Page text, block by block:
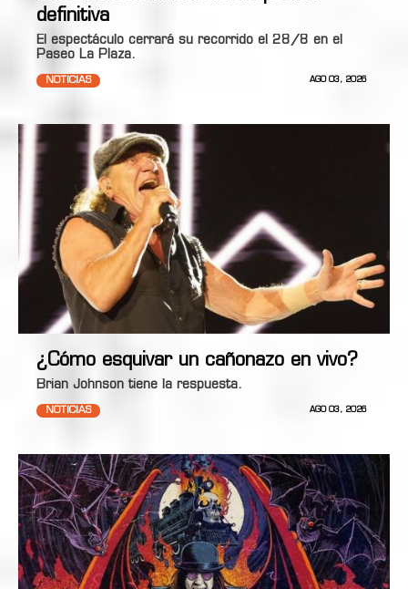
definitiva
El espectáculo cerrará su recorrido el 28/8 en el
Paseo La Plaza.
NOTICIAS AGO 03, 2026
¿Cómo esquivar un cañonazo en vivo?
Brian Johnson tiene la respuesta.
NOTICIAS AGO 03, 2026